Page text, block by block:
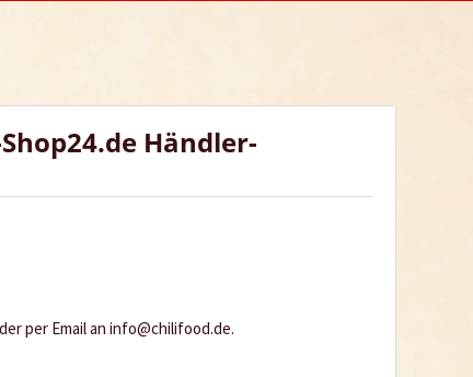
Händler-
per Email an info@chilifood.de.